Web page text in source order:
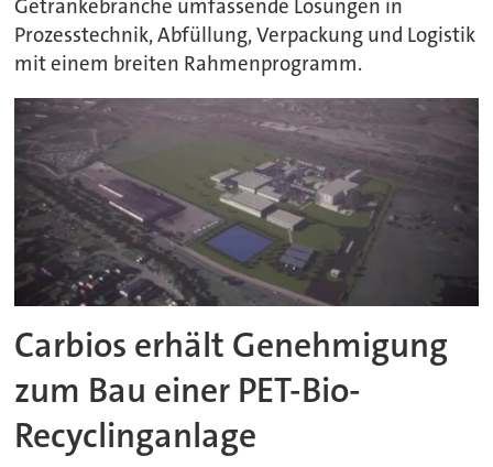
Getränkebranche umfassende Lösungen in
Prozesstechnik, Abfüllung, Verpackung und Logistik
mit einem breiten Rahmenprogramm.
Carbios erhält Genehmigung
zum Bau einer PET-Bio-
Recyclinganlage